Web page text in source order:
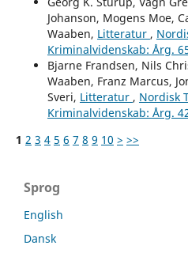
Johanson, Mogens Moe,
Waaben, Litteratur ,
Kriminalvidenskab: Årg.
Bjarne Frandsen, Nils
Waaben, Franz Marcus,
Sveri, Litteratur , Nordisk
Kriminalvidenskab: Årg.
1 2 3 4 5 6 7 8 9 10 > >>
Sprog
English
Dansk